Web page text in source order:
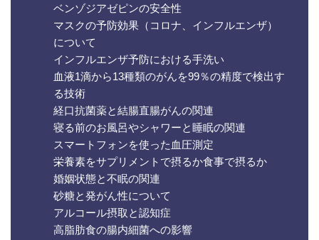
ベンゾジアゼピンの安全性
マスクの予防効果（コロナ、インフルエンザ）
について
インフルエンザ予防における手洗い
血液1滴から13種類のがんを99％の精度で検出す
る技術
経口抗菌薬と結腸直腸がんの関連
寝る前のお風呂やシャワーと睡眠の関連
スマートフォンを使った血圧測定
栄養素をサプリメントで摂るか食事で摂るか
婚姻状態と不眠の関連
砂糖と発がん性について
アルコール摂取と認知症
高脂肪食の腸内細菌への影響